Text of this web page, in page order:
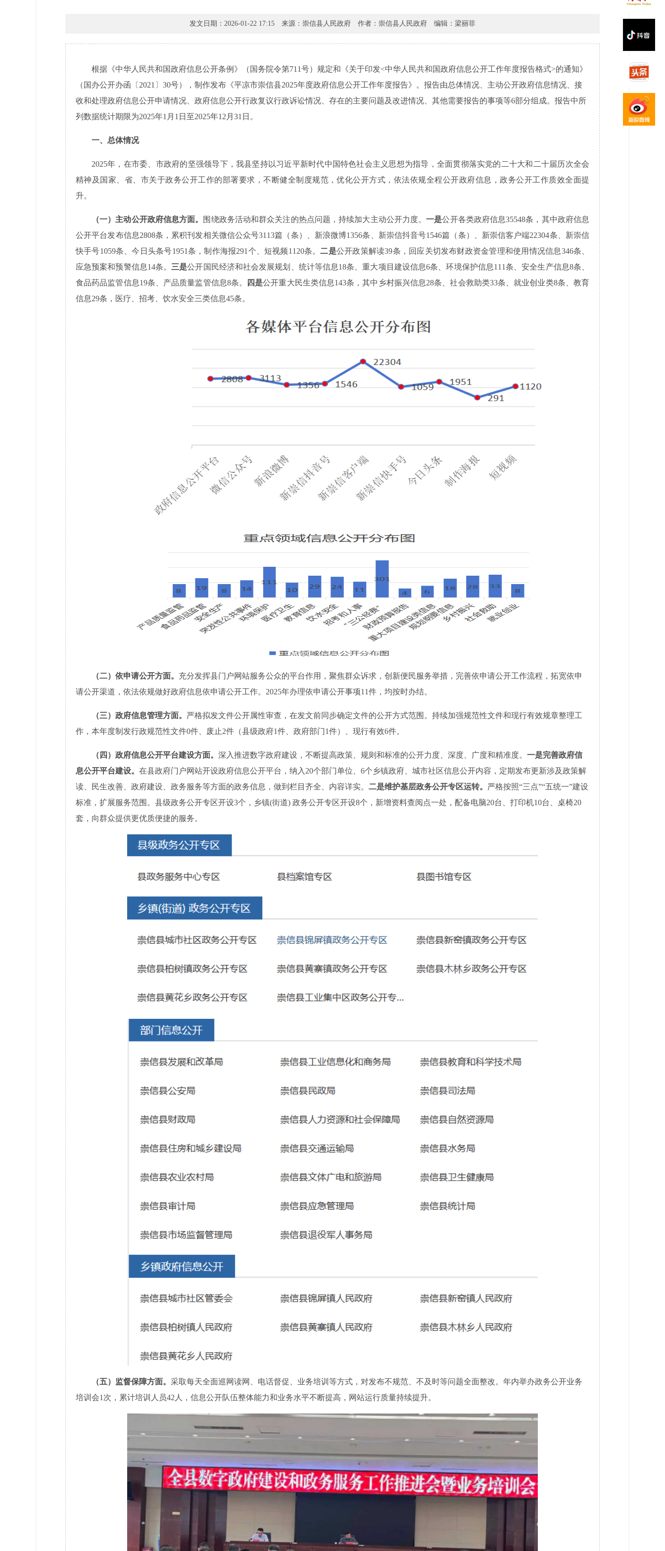
发文日期：2026-01-22 17:15 来源：崇信县人民政府 作者：崇信县人民政府 编辑：梁丽菲
根据《中华人民共和国政府信息公开条例》（国务院令第711号）规定和《关于印发<中华人民共和国政府信息公开工作年度报告格式>的通知》
（国办公开办函〔2021〕30号），制作发布《平凉市崇信县2025年度政府信息公开工作年度报告》。报告由总体情况、主动公开政府信息情况、接
收和处理政府信息公开申请情况、政府信息公开行政复议行政诉讼情况、存在的主要问题及改进情况、其他需要报告的事项等6部分组成。报告中所
列数据统计期限为2025年1月1日至2025年12月31日。
一、总体情况
2025年，在市委、市政府的坚强领导下，我县坚持以习近平新时代中国特色社会主义思想为指导，全面贯彻落实党的二十大和二十届历次全会
精神及国家、省、市关于政务公开工作的部署要求，不断健全制度规范，优化公开方式，依法依规全程公开政府信息，政务公开工作质效全面提
升。
（一）主动公开政府信息方面。 围绕政务活动和群众关注的热点问题，持续加大主动公开力度。一是公开各类政府信息35548条，其中政府信息
公开平台发布信息2808条，累积刊发相关微信公众号3113篇（条）、新浪微博1356条、新崇信抖音号1546篇（条）、新崇信客户端22304条、新崇信
快手号1059条、今日头条号1951条，制作海报291个、短视频1120条。二是公开政策解读39条，回应关切发布财政资金管理和使用情况信息346条、
应急预案和预警信息14条。 三是公开国民经济和社会发展规划、统计等信息18条、重大项目建设信息6条、环境保护信息111条、安全生产信息8条、
食品药品监管信息19条、产品质量监管信息8条。
四是公开重大民生类信息143条，其中乡村振兴信息28条、社会救助类33条、就业创业类8条、教育
信息29条，医疗、招考、饮水安全三类信息45条。
（二）依申请公开方面。 充分发挥县门户网站服务公众的平台作用，聚焦群众诉求，创新便民服务举措，完善依申请公开工作流程，拓宽依申
请公开渠道，依法依规做好政府信息依申请公开工作。2025年办理依申请公开事项11件，均按时办结。
（三）政府信息管理方面。 严格拟发文件公开属性审查，在发文前同步确定文件的公开方式范围。持续加强规范性文件和现行有效规章整理工
作，本年度制发行政规范性文件0件、废止2件（县级政府1件、政府部门1件）、现行有效6件。
（四）政府信息公开平台建设方面。 深入推进数字政府建设，不断提高政策、规则和标准的公开力度、深度、广度和精准度。 一是完善政府信
息公开平台建设。 在县政府门户网站开设政府信息公开平台，纳入20个部门单位、6个乡镇政府、城市社区信息公开内容，定期发布更新涉及政策解
读、民生改善、政府建设、政务服务等方面的政务信息，做到栏目齐全、内容详实。 二是维护基层政务公开专区运转。 严格按照“三点”“五统一”建设
标准，扩展服务范围。县级政务公开专区开设3个，乡镇(街道) 政务公开专区开设8个，新增资料查阅点一处，配备电脑20台、打印机10台、桌椅20
套，向群众提供更优质便捷的服务。
（五）监督保障方面。 采取每天全面巡网读网、电话督促、业务培训等方式，对发布不规范、不及时等问题全面整改。年内举办政务公开业务
培训会1次，累计培训人员42人，信息公开队伍整体能力和业务水平不断提高，网站运行质量持续提升。